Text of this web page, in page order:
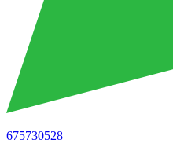
675730528